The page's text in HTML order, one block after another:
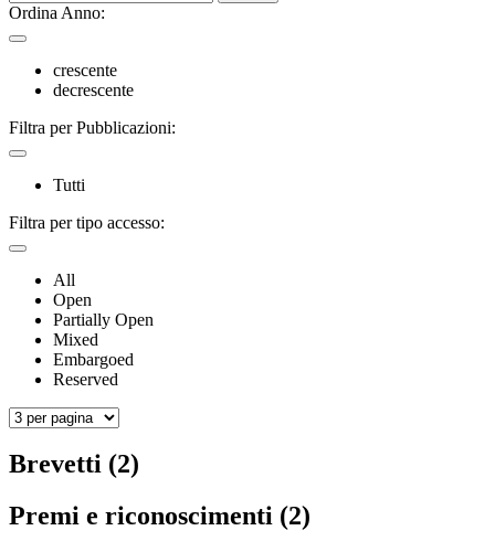
Ordina Anno:
crescente
decrescente
Filtra per Pubblicazioni:
Tutti
Filtra per tipo accesso:
All
Open
Partially Open
Mixed
Embargoed
Reserved
Brevetti (2)
Premi e riconoscimenti (2)